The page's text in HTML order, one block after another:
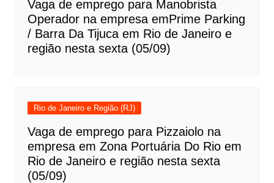
Vaga de emprego para Manobrista
Operador na empresa emPrime Parking
/ Barra Da Tijuca em Rio de Janeiro e
região nesta sexta (05/09)
Rio de Janeiro e Região (RJ)
Vaga de emprego para Pizzaiolo na
empresa em Zona Portuária Do Rio em
Rio de Janeiro e região nesta sexta
(05/09)